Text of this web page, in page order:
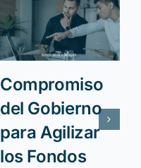
Compromiso
del Gobierno
para Agilizar
los Fondos